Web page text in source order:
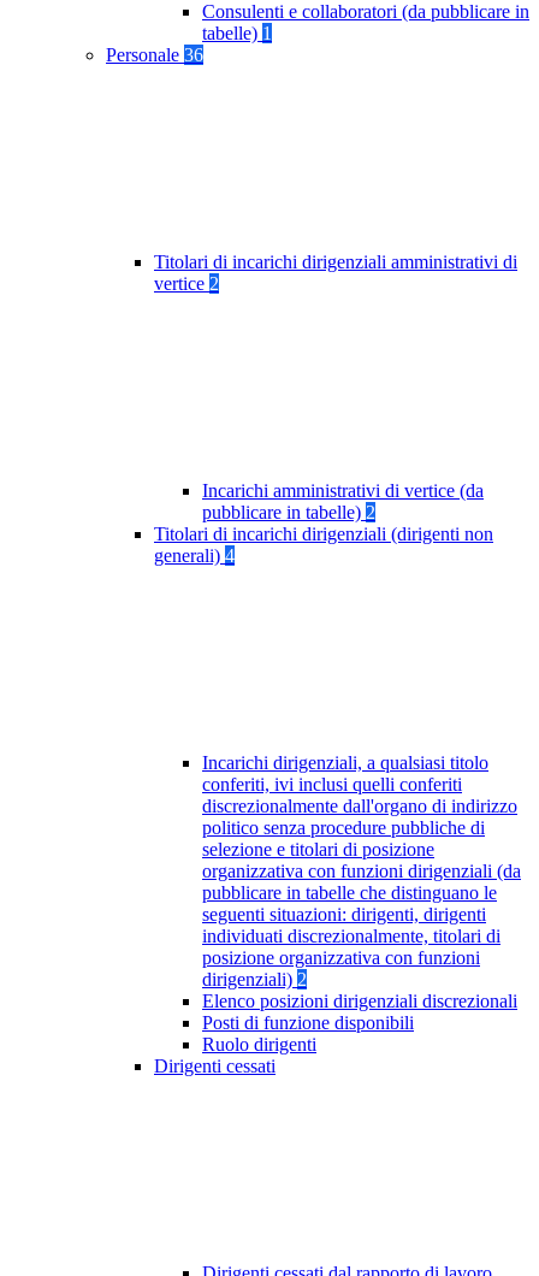
Consulenti e collaboratori (da pubblicare in
tabelle) 1
Personale 36
Titolari di incarichi dirigenziali amministrativi di
vertice 2
Incarichi amministrativi di vertice (da
pubblicare in tabelle) 2
Titolari di incarichi dirigenziali (dirigenti non
generali) 4
Incarichi dirigenziali, a qualsiasi titolo
conferiti, ivi inclusi quelli conferiti
discrezionalmente dall'organo di indirizzo
politico senza procedure pubbliche di
selezione e titolari di posizione
organizzativa con funzioni dirigenziali (da
pubblicare in tabelle che distinguano le
seguenti situazioni: dirigenti, dirigenti
individuati discrezionalmente, titolari di
posizione organizzativa con funzioni
dirigenziali) 2
Elenco posizioni dirigenziali discrezionali
Posti di funzione disponibili
Ruolo dirigenti
Dirigenti cessati